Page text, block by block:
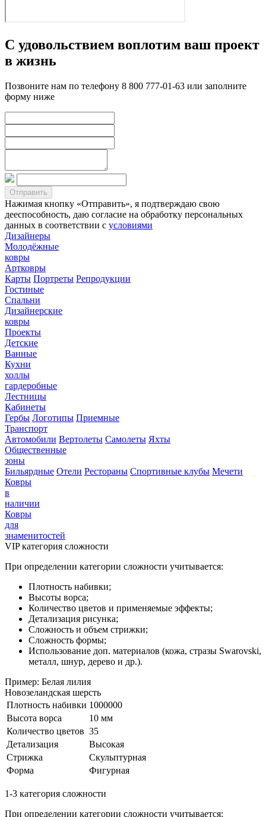
С удовольствием воплотим ваш проект
в жизнь
Позвоните нам по телефону 8 800 777-01-63 или заполните
форму ниже
Нажимая кнопку «Отправить», я подтверждаю свою
дееспособность, даю согласие на обработку персональных
данных в соответствии с условиями
Дизайнеры
Молодёжные
ковры
Артковры
Карты Портреты Репродукции
Гостиные
Спальни
Дизайнерские
ковры
Проекты
Детские
Ванные
Кухни
холлы
гардеробные
Лестницы
Кабинеты
Гербы Логотипы Приемные
Транспорт
Автомобили Вертолеты Самолеты Яхты
Общественные
зоны
Бильярдные Отели Рестораны Спортивные клубы Мечети
Ковры
в
наличии
Ковры
для
знаменитостей
VIP категория сложности
При определении категории сложности учитывается:
Плотность набивки;
Высоты ворса;
Количество цветов и применяемые эффекты;
Детализация рисунка;
Сложность и объем стрижки;
Сложность формы;
Использование доп. материалов (кожа, стразы Swarovski,
металл, шнур, дерево и др.).
Пример: Белая лилия
Новозеландская шерсть
Плотность набивки 1000000
Высота ворса
10 мм
Количество цветов 35
Детализация
Высокая
Стрижка
Скульптурная
Форма
Фигурная
1-3 категория сложности
При определении категории сложности учитывается: